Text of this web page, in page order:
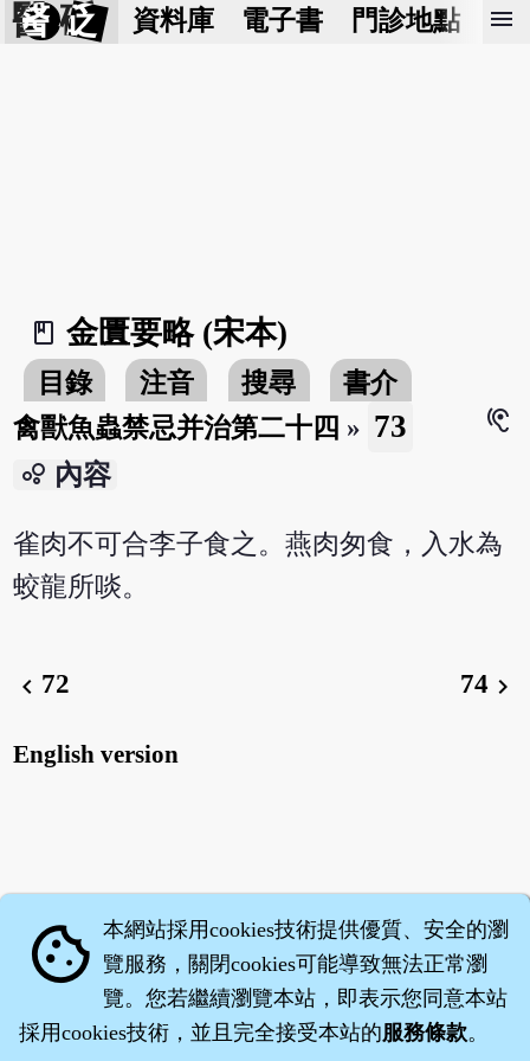
醫 砭 資料庫 電子書 門診地點 預
menu
book_2
金匱要略 (宋本)
目錄 注音 搜尋
書介
禽獸魚蟲禁忌并治第二十四 » 73
hearing
bubble_chart 內容
雀肉不可合李子食之。燕肉匆食，入水為
蛟龍所啖。
chevron_left 72 74 chevron_right
English version
cookie 本網站採用cookies技術提供優質、安全的瀏
覽服務，關閉cookies可能導致無法正常瀏
覽。您若繼續瀏覽本站，即表示您同意本站
採用cookies技術，並且完全接受本站的服務條款。